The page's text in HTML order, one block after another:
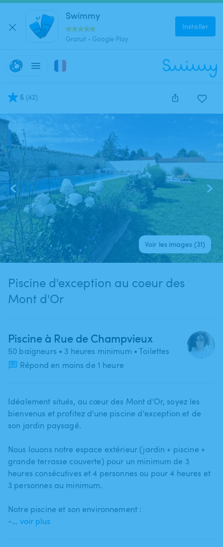
Swimmy
Gratuit - Google Play
Installer
5 (42)
1/ 31
Voir les images (31)
Piscine d'exception au coeur des
Mont d'Or
Piscine à Rue de Champvieux
50 baigneurs • 3 heures minimum • Toilettes
Répond en moins de 1 heure
Idéalement situés​,​ au cœur des Mont d'Or​,​ soyez les
bienvenus et profitez d'une piscine d'exception et de
son jardin paysagé.
Nous louons notre espace extérieur (jardin + piscine +
grande terrasse couverte) pour un minimum de 3
heures consécutives et 4 personnes ou pour 4 heures et
3 personnes au minimum.
Notre piscine et son environnement :
-… voir plus